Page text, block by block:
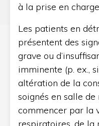
à la prise en
Les patients en
présentent des
grave ou
imminente (p. ex.,
altération de la
soignés en salle
commencer par la